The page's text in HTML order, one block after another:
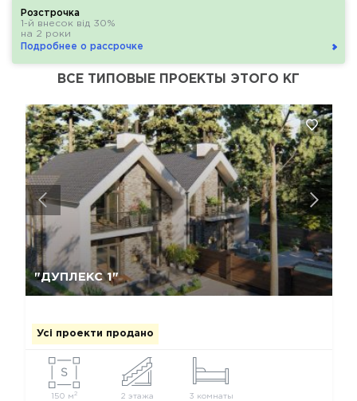
Розстрочка
1-й внесок від 30%
на 2 роки
Подробнее о рассрочке
ВСЕ ТИПОВЫЕ ПРОЕКТЫ ЭТОГО КГ
"ДУПЛЕКС 1"
Усі проекти продано
150 м 2 2 этажа 3 комнаты
Так, видалити Відміна